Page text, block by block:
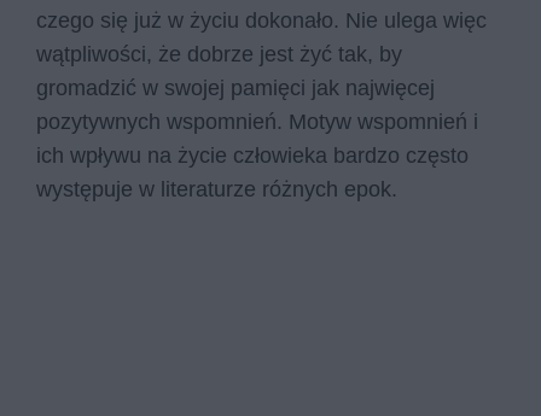
czego się już w życiu dokonało. Nie ulega więc
wątpliwości, że dobrze jest żyć tak, by
gromadzić w swojej pamięci jak najwięcej
pozytywnych wspomnień. Motyw wspomnień i
ich wpływu na życie człowieka bardzo często
występuje w literaturze różnych epok.